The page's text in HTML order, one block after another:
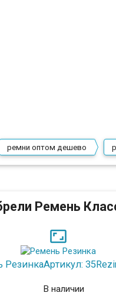
ремни оптом дешево
Ремень

РезинкаАртикул:
В наличии